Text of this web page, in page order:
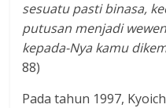
sesuatu pasti binasa,
putusan menjadi
kepada-Nya kamu
88)
Pada tahun 1997,